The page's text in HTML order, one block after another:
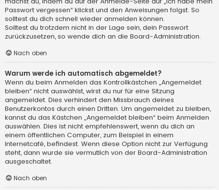
Passwort vergessen“ klickst und den Anweisungen folgst. So
solltest du dich schnell wieder anmelden können.
Solltest du trotzdem nicht in der Lage sein, dein Passwort
zurückzusetzen, so wende dich an die Board-Administration.
Nach oben
Warum werde ich automatisch abgemeldet?
Wenn du beim Anmelden das Kontrollkästchen „Angemeldet
bleiben“ nicht auswählst, wirst du nur für eine Sitzung
angemeldet. Dies verhindert den Missbrauch deines
Benutzerkontos durch einen Dritten. Um angemeldet zu bleiben,
kannst du das Kästchen „Angemeldet bleiben“ beim Anmelden
auswählen. Dies ist nicht empfehlenswert, wenn du dich an
einem öffentlichen Computer, zum Beispiel in einem
Internetcafé, befindest. Wenn diese Option nicht zur Verfügung
steht, dann wurde sie vermutlich von der Board-Administration
ausgeschaltet.
Nach oben